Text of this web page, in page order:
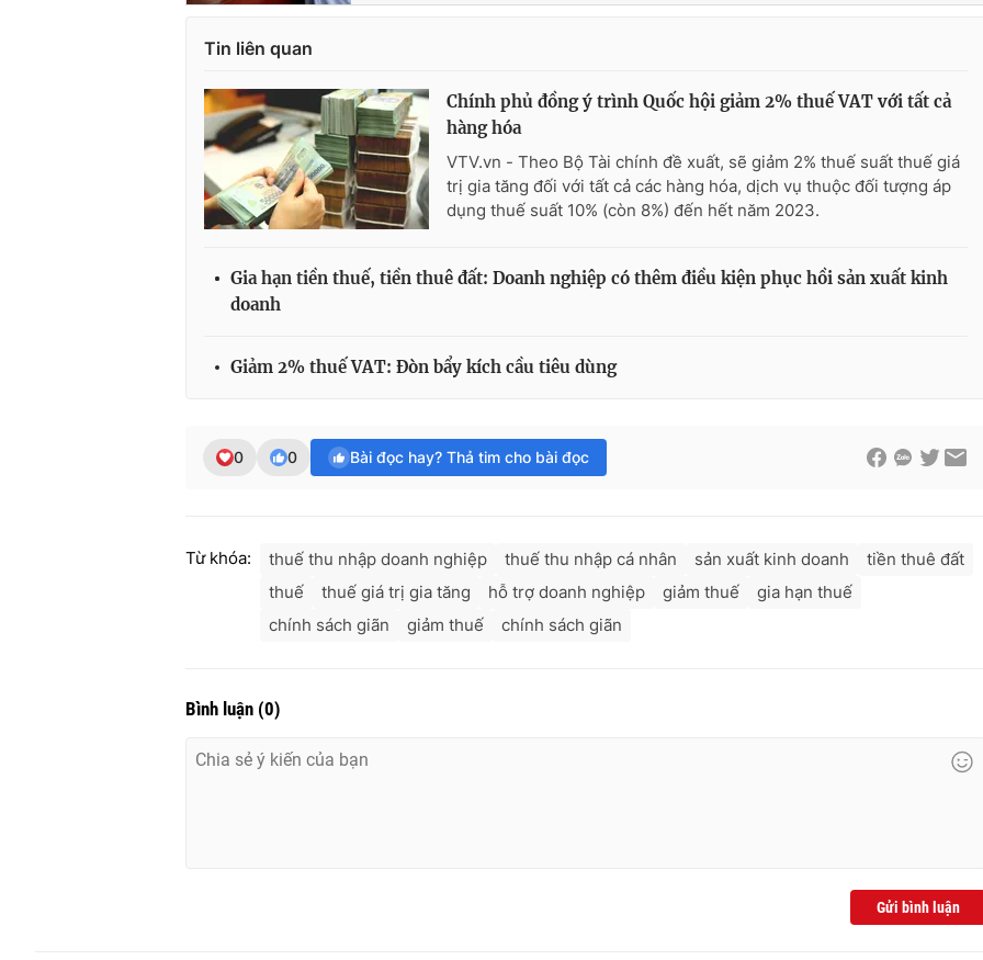
Tin liên quan
Chính phủ đồng ý trình Quốc hội giảm 2% thuế VAT với tất cả
hàng hóa
VTV.vn - Theo Bộ Tài chính đề xuất, sẽ giảm 2% thuế suất thuế giá
trị gia tăng đối với tất cả các hàng hóa, dịch vụ thuộc đối tượng áp
dụng thuế suất 10% (còn 8%) đến hết năm 2023.
Gia hạn tiền thuế, tiền thuê đất: Doanh nghiệp có thêm điều kiện phục hồi sản xuất kinh
doanh
Giảm 2% thuế VAT: Đòn bẩy kích cầu tiêu dùng
0 0 Bài đọc hay? Thả tim cho bài đọc
Từ khóa: thuế thu nhập doanh nghiệp thuế thu nhập cá nhân sản xuất kinh doanh
tiền thuê đất
thuế
thuế giá trị gia tăng hỗ trợ doanh nghiệp giảm thuế
gia hạn thuế
chính sách giãn
giảm thuế chính sách giãn
Bình luận (0)
Gửi bình luận